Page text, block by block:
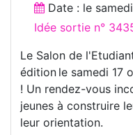
Date : le
Idée sortie n°
Le Salon de
édition le samedi 17
! Un rendez-vous
jeunes à construire
leur orientation.